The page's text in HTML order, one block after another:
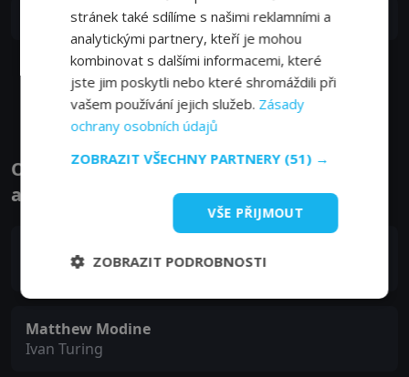
6. epizoda:6. epizoda
21. 07. 2015
Zobrazit další epizody
Obsazení filmu nebo pořadu Proof - Herci
a tvůrci
Dr. Carolyn Tyler
Matthew Modine
Ivan Turing
stránek také sdílíme s našimi reklamními a
analytickými partnery, kteří je mohou
kombinovat s dalšími informacemi, které
jste jim poskytli nebo které shromáždili při
vašem používání jejich služeb. Zásady
ochrany osobních údajů
ZOBRAZIT VŠECHNY PARTNERY (51) →
VŠE PŘIJMOUT
ZOBRAZIT PODROBNOSTI